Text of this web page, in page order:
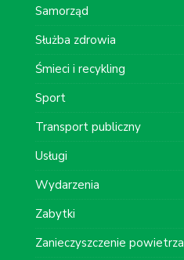
Samorząd
Służba zdrowia
Śmieci i recykling
Sport
Transport publiczny
Usługi
Wydarzenia
Zabytki
Zanieczyszczenie powietrza